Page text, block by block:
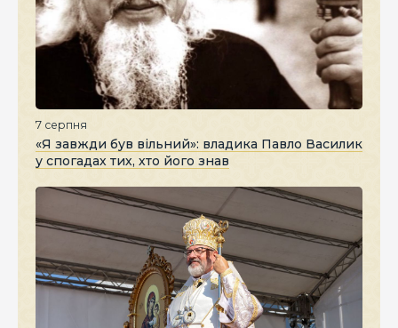
7 серпня
«Я завжди був вільний»: владика Павло Василик
у спогадах тих, хто його знав